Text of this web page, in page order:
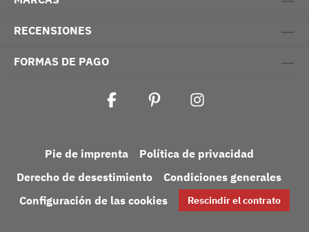
RECENSIONES
FORMAS DE PAGO
Pie de imprenta
Política de privacidad
Derecho de desestimiento
Condiciones generales
Configuración de las cookies
Rescindir el contrato